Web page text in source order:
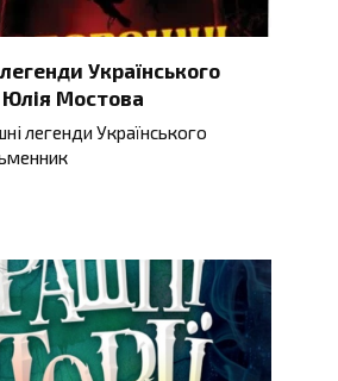
Українського
Юлія Мостова
легенди Українського